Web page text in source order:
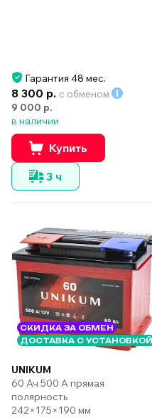
Гарантия 48 мес.
8 300 р. с обменом
9 000 р.
в наличии
Купить
3 ч
СКИДКА ЗА ОБМЕН
ДОСТАВКА С УСТАНОВКОЙ
UNIKUM
60 Ач 500 А прямая
полярность
242×175×190 мм